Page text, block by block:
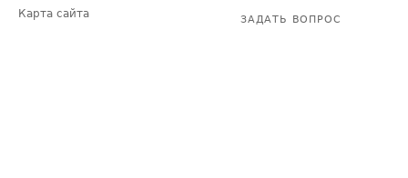
Карта сайта
ЗАДАТЬ ВОПРОС